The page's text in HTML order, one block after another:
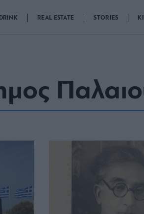
REAL ESTATE STORIES